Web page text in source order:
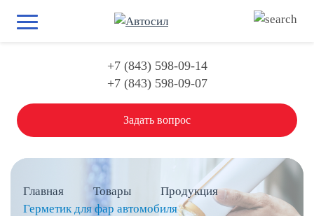
+7 (843) 598-09-14
+7 (843) 598-09-07
Задать вопрос
Главная Товары
Продукция
Герметик для фар автомобиля